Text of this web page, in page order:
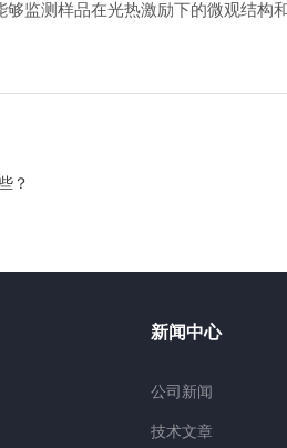
测样品在光热激励下的微观结构
？
新闻中心
公司新闻
技术文章